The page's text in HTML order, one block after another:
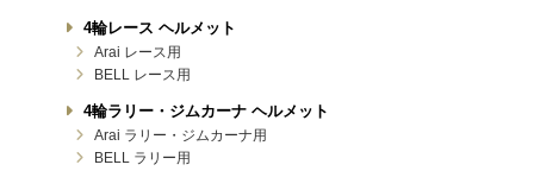
4輪レース ヘルメット
Arai レース用
BELL レース用
4輪ラリー・ジムカーナ ヘルメット
Arai ラリー・ジムカーナ用
BELL ラリー用